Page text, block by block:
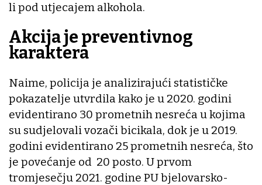
li pod utjecajem alkohola.
Akcija je preventivnog
karaktera
Naime, policija je analizirajući statističke
pokazatelje utvrdila kako je u 2020. godini
evidentirano 30 prometnih nesreća u kojima
su sudjelovali vozači bicikala, dok je u 2019.
godini evidentirano 25 prometnih nesreća, što
je povećanje od 20 posto. U prvom
tromjesečju 2021. godine PU bjelovarsko-